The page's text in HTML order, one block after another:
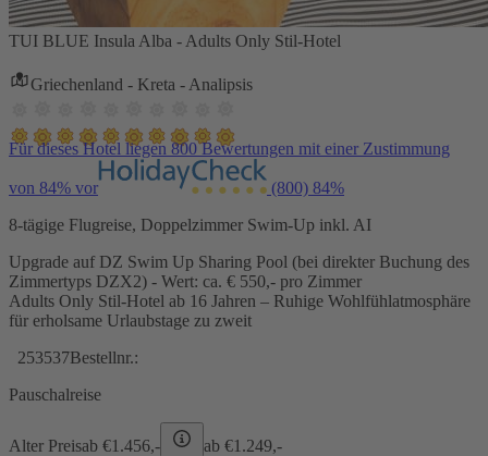
TUI BLUE Insula Alba - Adults Only Stil-Hotel
Griechenland - Kreta - Analipsis
Für dieses Hotel liegen 800 Bewertungen mit einer Zustimmung
von 84% vor (800) 84%
8-tägige Flugreise, Doppelzimmer Swim-Up inkl. AI
Upgrade auf DZ Swim Up Sharing Pool (bei direkter Buchung des
Zimmertyps DZX2) - Wert: ca. € 550,- pro Zimmer
Adults Only Stil-Hotel ab 16 Jahren – Ruhige Wohlfühlatmosphäre
für erholsame Urlaubstage zu zweit
253537Bestellnr.:
Pauschalreise
Alter Preisab €1.456,- ab €1.249,-